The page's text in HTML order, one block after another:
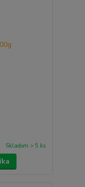
Skladom > 5 ks